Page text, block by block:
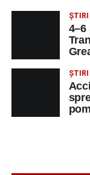
Accident
de 66 de
4–6
Fest, la
ȘTIRI
4–6
ȘTIRI